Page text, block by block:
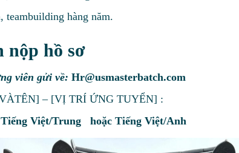
teambuilding hàng năm.
nộp hồ sơ
viên gửi về: Hr@usmasterbatch.com
– [VỊ TRÍ ỨNG TUYỂN] :
Việt/Trung hoặc Tiếng Việt/Anh